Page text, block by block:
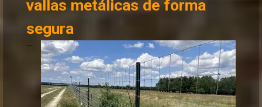
vallas metálicas de forma
segura